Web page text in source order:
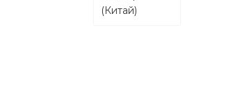
(Китай)